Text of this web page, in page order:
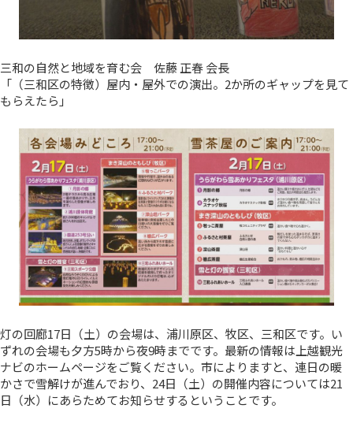
三和の自然と地域を育む会 佐藤 正春 会長
「（三和区の特徴）屋内・屋外での演出。2か所のギャップを見て
もらえたら」
灯の回廊17日（土）の会場は、浦川原区、牧区、三和区です。い
ずれの会場も夕方5時から夜9時までです。最新の情報は上越観光
ナビのホームページをご覧ください。市によりますと、連日の暖
かさで雪解けが進んでおり、24日（土）の開催内容については21
日（水）にあらためてお知らせするということです。